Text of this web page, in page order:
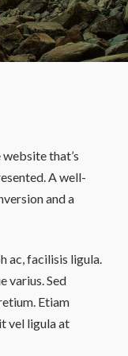
that’s
A well-
and a
ac, facilisis ligula.
varius. Sed
Etiam
vel ligula at